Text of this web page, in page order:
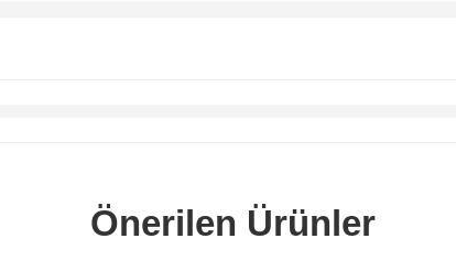
Önerilen Ürünler